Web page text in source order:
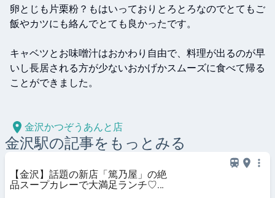
卵とじも片栗粉？もはいっておりとろとろなのでとてもご
飯やカツにも絡んでとても良かったです。
キャベツとお味噌汁はおかわり自由で、料理が出るのが早
いし長居される方が少ないおかげかスムーズに食べて帰る
ことができました。
金沢かつぞうあんと店
金沢駅の記事をもっとみる
【金沢】話題の新店「篤乃屋」の絶
品スープカレーで大満足ランチ♡夜